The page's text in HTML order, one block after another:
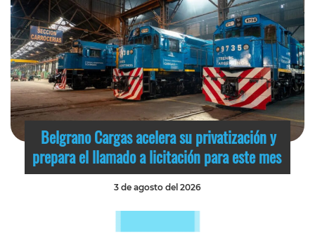
Belgrano Cargas acelera su privatización y
prepara el llamado a licitación para este mes
3 de agosto del 2026